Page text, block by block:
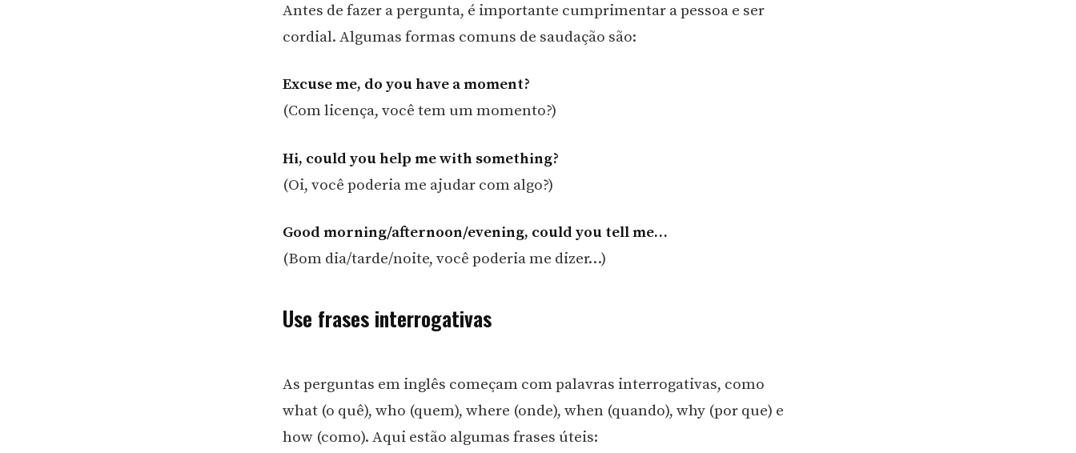
Antes de fazer a pergunta, é importante cumprimentar a pessoa e ser
cordial. Algumas formas comuns de saudação são:
Excuse me, do you have a moment?
(Com licença, você tem um momento?)
Hi, could you help me with something?
(Oi, você poderia me ajudar com algo?)
Good morning/afternoon/evening, could you tell me…
(Bom dia/tarde/noite, você poderia me dizer…)
Use frases interrogativas
As perguntas em inglês começam com palavras interrogativas, como
what (o quê), who (quem), where (onde), when (quando), why (por que) e
how (como). Aqui estão algumas frases úteis: